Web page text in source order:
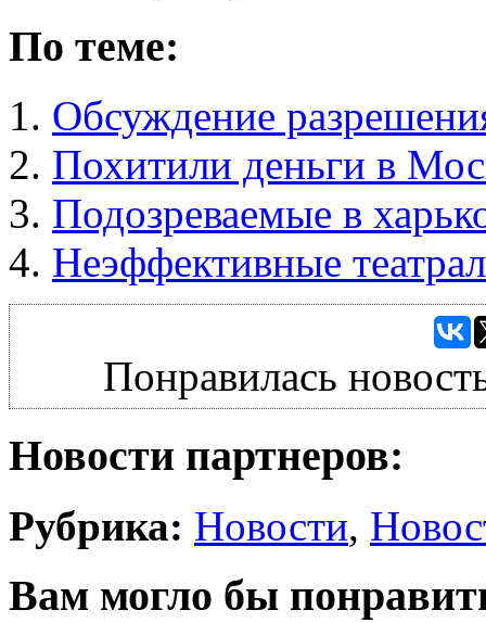
По теме:
Обсуждение
Похитили деньги в
Подозреваемые в
Неэффективные
Понравилась
Новости партнеров:
Рубрика: Новости,
Вам могло бы